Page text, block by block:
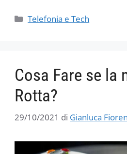
Categorie
Telefonia e Tech
Cosa Fare se la
Rotta?
29/10/2021 di Gianluca